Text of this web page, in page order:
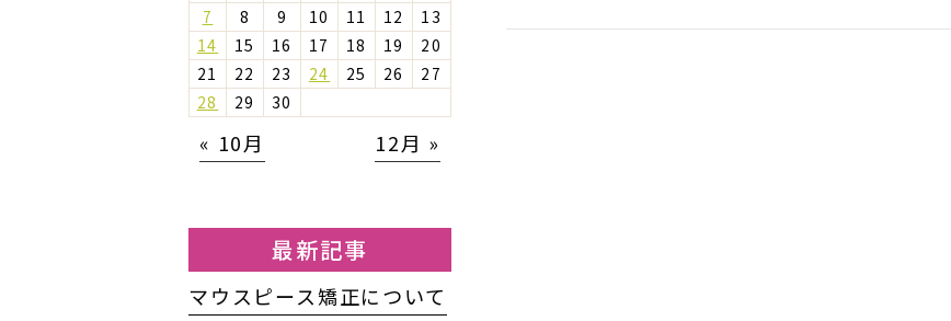
7
8 9 10 11 12
13
14
15 16 17 18 19
20
21
22 23 24 25 26
27
28
29 30
« 10月 12月 »
最新記事
マウスピース矯正について